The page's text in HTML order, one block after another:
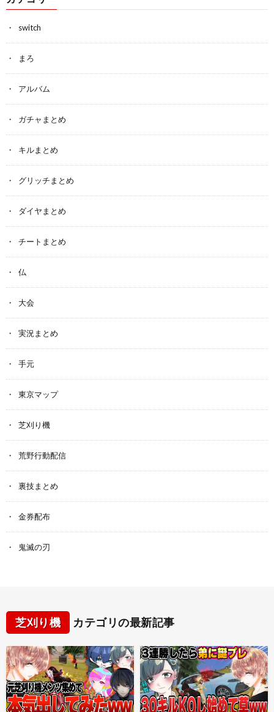
switch
まろ
アルバム
ガチャまとめ
キルまとめ
グリッチまとめ
ダイヤまとめ
チートまとめ
仏
大会
実況まとめ
手元
東京マップ
芝刈り機
荒野行動配信
裏技まとめ
金券配布
鬼滅の刃
芝刈り機 カテゴリの最新記事